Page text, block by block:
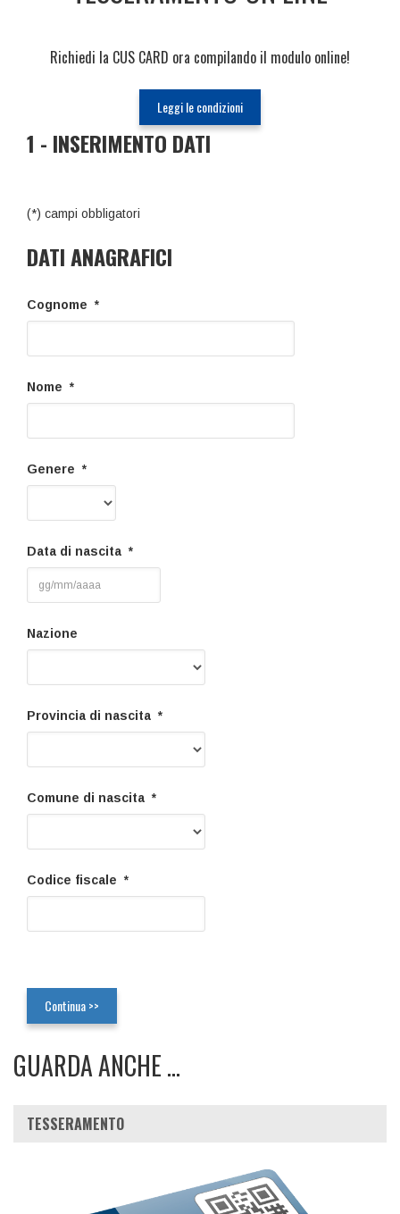
Richiedi la CUS CARD ora compilando il modulo online!
Leggi le condizioni
1 - INSERIMENTO DATI
(*) campi obbligatori
DATI ANAGRAFICI
Cognome *
Nome *
Genere *
Data di nascita *
Nazione
Provincia di nascita *
Comune di nascita *
Codice fiscale *
GUARDA ANCHE ...
TESSERAMENTO